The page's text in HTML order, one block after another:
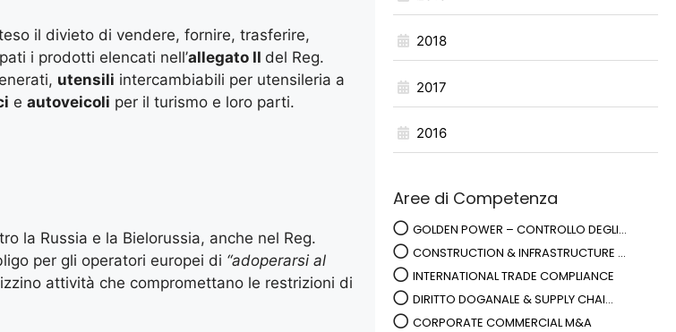
il divieto di vendere, fornire, trasferire,
i prodotti elencati nell’allegato II del Reg.
utensili intercambiabili per utensileria a
e autoveicoli per il turismo e loro parti.
la Russia e la Bielorussia, anche nel Reg.
per gli operatori europei di “adoperarsi al
attività che compromettano le restrizioni di
2018
2017
2016
Aree di Competenza
GOLDEN POWER – CONTROLLO DEGLI...
CONSTRUCTION & INFRASTRUCTURE ...
INTERNATIONAL TRADE COMPLIANCE
DIRITTO DOGANALE & SUPPLY CHAI...
CORPORATE COMMERCIAL M&A